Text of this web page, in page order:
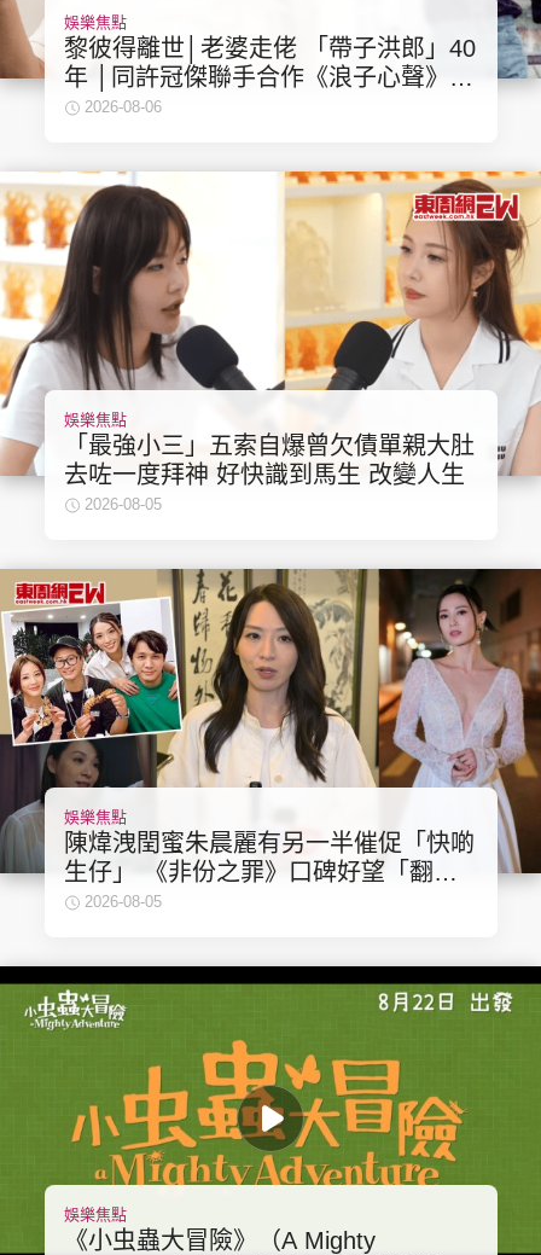
娛樂焦點
黎彼得離世│老婆走佬 「帶子洪郎」40
年 │同許冠傑聯手合作《浪子心聲》成
經典 合作7年拆夥
2026-08-06
娛樂焦點
「最強小三」五索自爆曾欠債單親大肚
去咗一度拜神 好快識到馬生 改變人生
2026-08-05
娛樂焦點
陳煒洩閏蜜朱晨麗有另一半催促「快啲
生仔」 《非份之罪》口碑好望「翻
生」拍第二季
2026-08-05
娛樂焦點
《小虫蟲大冒險》（A Mighty